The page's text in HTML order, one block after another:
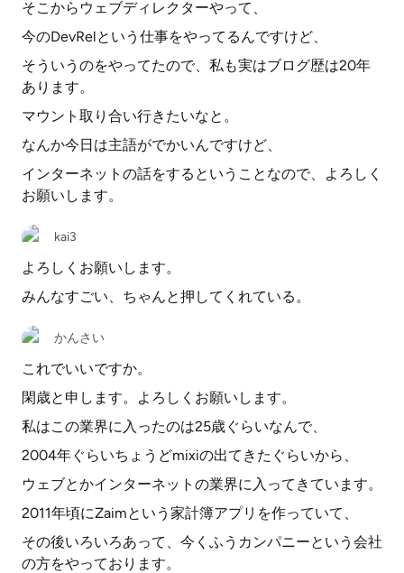
そこからウェブディレクターやって、
今のDevRelという仕事をやってるんですけど、
そういうのをやってたので、私も実はブログ歴は20年
あります。
マウント取り合い行きたいなと。
なんか今日は主語がでかいんですけど、
インターネットの話をするということなので、よろしく
お願いします。
kai3
よろしくお願いします。
みんなすごい、ちゃんと押してくれている。
かんさい
これでいいですか。
閑歳と申します。よろしくお願いします。
私はこの業界に入ったのは25歳ぐらいなんで、
2004年ぐらいちょうどmixiの出てきたぐらいから、
ウェブとかインターネットの業界に入ってきています。
2011年頃にZaimという家計簿アプリを作っていて、
その後いろいろあって、今くふうカンパニーという会社
の方をやっております。